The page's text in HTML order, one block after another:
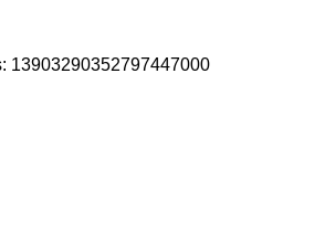
13903290352797447000